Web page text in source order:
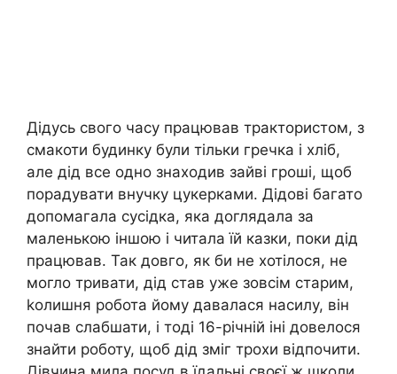
Дідусь свого часу працював трактористом, з
смакоти будинку були тільки гречка і хліб,
але дід все одно знаходив зайві гроші, щоб
порадувати внучку цукерками. Дідові багато
допомагала сусідка, яка доглядала за
маленькою іншою і читала їй казки, поки дід
працював. Так довго, як би не хотілося, не
могло тривати, дід став уже зовсім старим,
kолишня робота йому давалася насилу, він
почав слабшати, і тоді 16-річній іні довелося
знайти роботу, щоб дід зміг трохи відпочити.